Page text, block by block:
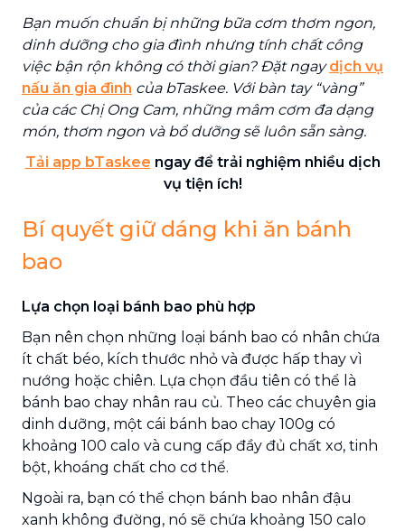
Bạn muốn chuẩn bị những bữa cơm thơm ngon,
dinh dưỡng cho gia đình nhưng tính chất công
việc bận rộn không có thời gian? Đặt ngaydịch vụ
nấu ăn gia đình của bTaskee. Với bàn tay “vàng”
của các Chị Ong Cam, những mâm cơm đa dạng
món, thơm ngon và bổ dưỡng sẽ luôn sẵn sàng.
Tải app bTaskee ngay để trải nghiệm nhiều dịch
vụ tiện ích!
Bí quyết giữ dáng khi ăn bánh
bao
Lựa chọn loại bánh bao phù hợp
Bạn nên chọn những loại bánh bao có nhân chứa
ít chất béo, kích thước nhỏ và được hấp thay vì
nướng hoặc chiên. Lựa chọn đầu tiên có thể là
bánh bao chay nhân rau củ. Theo các chuyên gia
dinh dưỡng, một cái bánh bao chay 100g có
khoảng 100 calo và cung cấp đầy đủ chất xơ, tinh
bột, khoáng chất cho cơ thể.
Ngoài ra, bạn có thể chọn bánh bao nhân đậu
xanh không đường, nó sẽ chứa khoảng 150 calo